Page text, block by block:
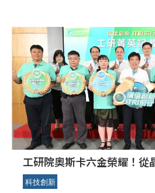
工研院奧斯卡六金榮耀！從
物流技術創新 打造AI與永
科技創新